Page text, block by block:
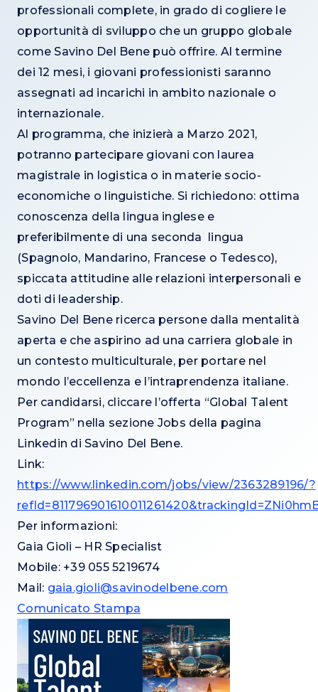
professionali complete, in grado di cogliere le
opportunità di sviluppo che un gruppo globale
come Savino Del Bene può offrire. Al termine
dei 12 mesi, i giovani professionisti saranno
assegnati ad incarichi in ambito nazionale o
internazionale.
Al programma, che inizierà a Marzo 2021,
potranno partecipare giovani con laurea
magistrale in logistica o in materie socio-
economiche o linguistiche. Si richiedono: ottima
conoscenza della lingua inglese e
preferibilmente di una seconda lingua
(Spagnolo, Mandarino, Francese o Tedesco),
spiccata attitudine alle relazioni interpersonali e
doti di leadership.
Savino Del Bene ricerca persone dalla mentalità
aperta e che aspirino ad una carriera globale in
un contesto multiculturale, per portare nel
mondo l’eccellenza e l’intraprendenza italiane.
Per candidarsi, cliccare l’offerta “Global Talent
Program” nella sezione Jobs della pagina
Linkedin di Savino Del Bene.
Link:
https://www.linkedin.com/jobs/view/2363289196/?
Per informazioni:
Gaia Gioli – HR Specialist
Mobile: +39 055 5219674
Mail: gaia.gioli@savinodelbene.com
Comunicato Stampa